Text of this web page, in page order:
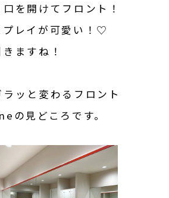
を開けてフロント！
プレイが可愛い！♡
ますね！
ッと変わるフロント
の見どころです。